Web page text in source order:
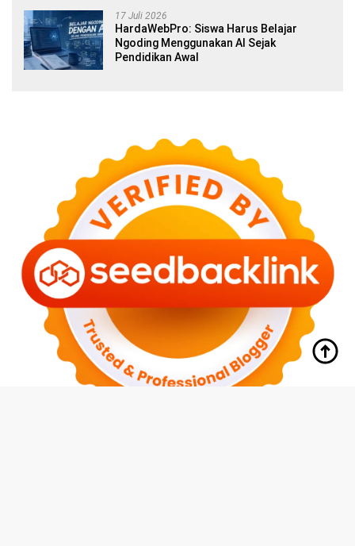
17 Juli 2026
HardaWebPro: Siswa Harus Belajar
Ngoding Menggunakan AI Sejak
Pendidikan Awal